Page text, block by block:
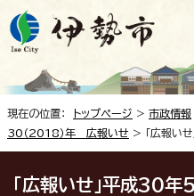
現在の位置： トップページ > 市政情報
30（2018）年 広報いせ > 「広報い
「広報いせ」平成30